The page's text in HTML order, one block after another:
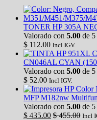
TONER HP 305A
Valorado con 5.00 de 5
$ 112.00 Incl IGV.
CN046AL CYAN
Valorado con 5.00 de 5
$ 52.00 Incl IGV.
MFP M182nw
Valorado con 5.00 de 5
$ 435.00 $455.00 Incl